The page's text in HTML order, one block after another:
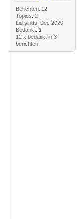
Berichten: 12
Topics: 2
Lid sinds: Dec 2020
Bedankt: 1
12 x bedankt in 3
berichten